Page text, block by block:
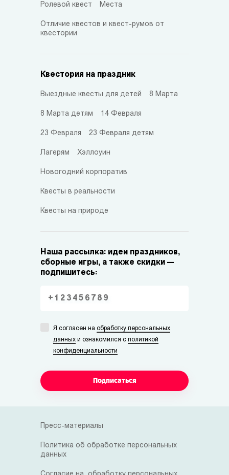
Ролевой квест Места
Отличие квестов и квест-румов от
квестории
Квестория на праздник
Выездные квесты для детей 8 Марта
8 Марта детям 14 Февраля
23 Февраля 23 Февраля детям
Лагерям Хэллоуин
Новогодний корпоратив
Квесты в реальности
Квесты на природе
Наша рассылка: идеи праздников,
сборные игры, а также скидки —
подпишитесь:
Я согласен на обработку персональных
данных и ознакомился с политикой
конфиденциальности
Подписаться
Пресс-материалы
Политика об обработке персональных
данных